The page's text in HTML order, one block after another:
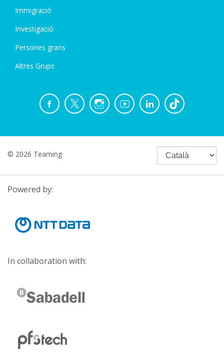
Immigració
Investigació
Persones grans
Altres Grups
© 2026 Teaming
Powered by:
In collaboration with: